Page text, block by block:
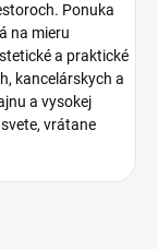
Ponuka
na mieru
a praktické
kancelárskych a
a vysokej
vrátane